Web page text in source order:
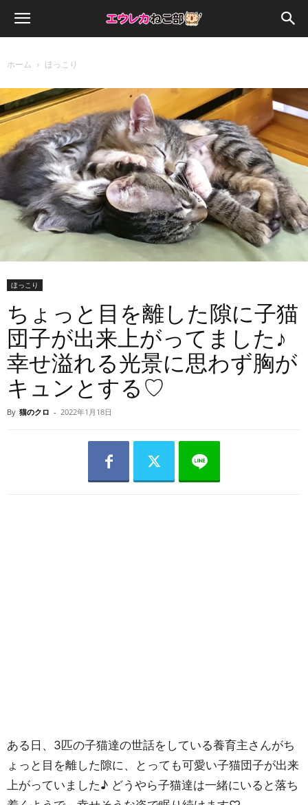
ホーム ほっこり
ほっこり
ちょっと目を離した隙に子猫
団子が出来上がってました♪
幸せ溢れる光景に思わず胸が
キュンとする♡
By 猫のクロ - 2022年1月18日
ある日、3匹の子猫達の世話をしている養育主さんがち
ょっと目を離した隙に、とっても可愛い子猫団子が出来
上がっていました♪ どうやら子猫達は一緒にいると落ち